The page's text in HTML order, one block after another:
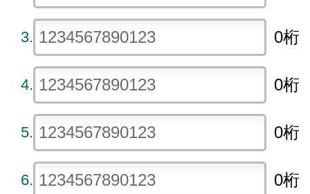
3. 0桁
4. 0桁
5. 0桁
6. 0桁